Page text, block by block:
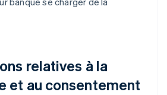
relatives à la
et au consentement